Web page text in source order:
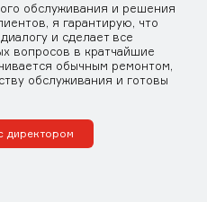
обслуживания и решения
я гарантирую, что
и сделает все
вопросов в кратчайшие
обычным ремонтом,
обслуживания и готовы
директором